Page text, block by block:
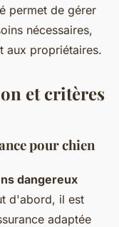
permet de gérer
nécessaires,
aux propriétaires.
et critères
pour chien
dangereux
d'abord, il est
adaptée